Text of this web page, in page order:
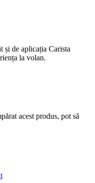
și de aplicația Carista
la volan.
acest produs, pot să